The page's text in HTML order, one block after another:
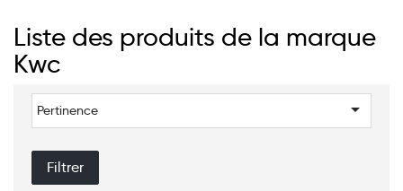
Liste des produits de la marque
Kwc
Pertinence 
Filtrer